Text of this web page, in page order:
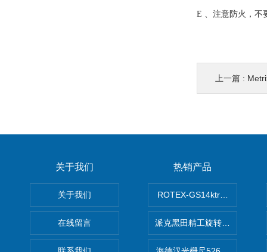
E 、注意防火，不
上一篇 :
关于我们
关于我们
在线留言
热销产品
ROTEX-GS14ktr梅花连轴器
派克黑田精工旋转气缸